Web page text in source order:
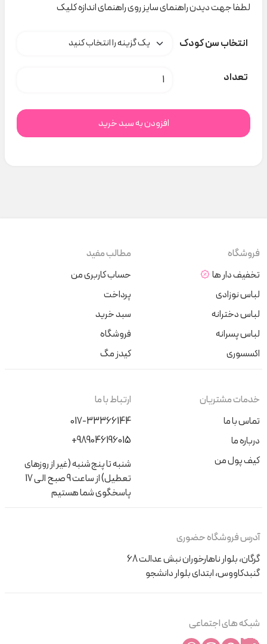
لطفا جهت دیدن راهنمای سایز روی راهنمای اندازه کلیک
انتخاب سن کودک
تعداد ست رکابی و شلوارک راه راه تمساح کد t000998 عدد
افزودن به سبد خرید
فروشگاه
تخفیف دار ها
لباس نوزادی
لباس دخترانه
لباس پسرانه
اکسسوری
مطالب مفید
حساب کاربری من
پرداخت
سبد خرید
فروشگاه
کیدز مگ
خدمات مشتریان
تماس با ما
درباره ما
کیف پول من
ارتباط با ما
017-33366144
+989046196015
شنبه تا پنج‌شنبه (غیر از روزهای
تعطیل) از ساعت 9 صبح الی 17
پاسخگوی شما هستیم
آدرس فروشگاه حضوری
گرگان، بلوار ناهارخوران نبش عدالت 68
گنبدکاووس، ابتدای بلوار دانشجو
شبکه های اجتماعی